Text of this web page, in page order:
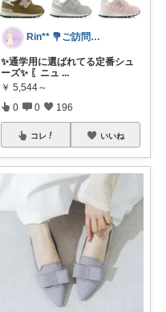
Rin** 💐ご訪問感謝です💐
✨通学用に選ばれてる定番シュ
ーズ✨ 〖ニュ ...
￥ 5,544～
0 0 196
コレ いいね